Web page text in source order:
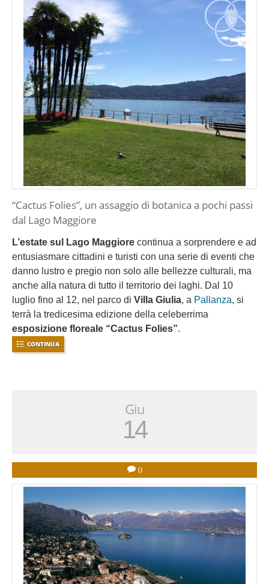
“Cactus Folies”, un assaggio di botanica a pochi passi
dal Lago Maggiore
L’estate sul Lago Maggiore continua a sorprendere e ad
entusiasmare cittadini e turisti con una serie di eventi che
danno lustro e pregio non solo alle bellezze culturali, ma
anche alla natura di tutto il territorio dei laghi. Dal 10
luglio fino al 12, nel parco di Villa Giulia, a Pallanza, si
terrà la tredicesima edizione della celeberrima
esposizione floreale “Cactus Folies”.
CONTINUA
Giu
14
0